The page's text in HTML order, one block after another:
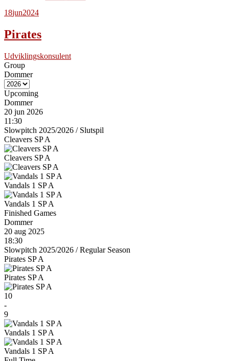
18jun2024
Pirates
Udviklingskonsulent
Group
Dommer
Upcoming
Dommer
20 jun 2026
11:30
Slowpitch 2025/2026 /Slutspil
Cleavers SP A
Cleavers SP A
Vandals 1 SP A
Vandals 1 SP A
Finished Games
Dommer
20 aug 2025
18:30
Slowpitch 2025/2026 /Regular Season
Pirates SP A
Pirates SP A
10
-
9
Vandals 1 SP A
Vandals 1 SP A